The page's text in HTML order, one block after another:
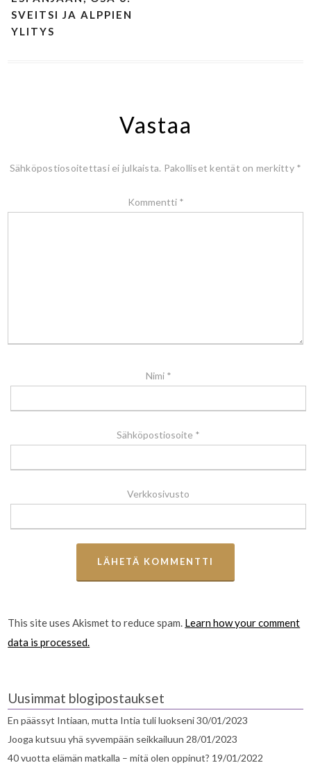
SVEITSI JA ALPPIEN
YLITYS
Vastaa
Sähköpostiosoitettasi ei julkaista. Pakolliset kentät on merkitty *
Kommentti *
Nimi *
Sähköpostiosoite *
Verkkosivusto
This site uses Akismet to reduce spam. Learn how your comment
data is processed.
Uusimmat blogipostaukset
En päässyt Intiaan, mutta Intia tuli luokseni30/01/2023
Jooga kutsuu yhä syvempään seikkailuun 28/01/2023
40 vuotta elämän matkalla – mitä olen oppinut? 19/01/2022